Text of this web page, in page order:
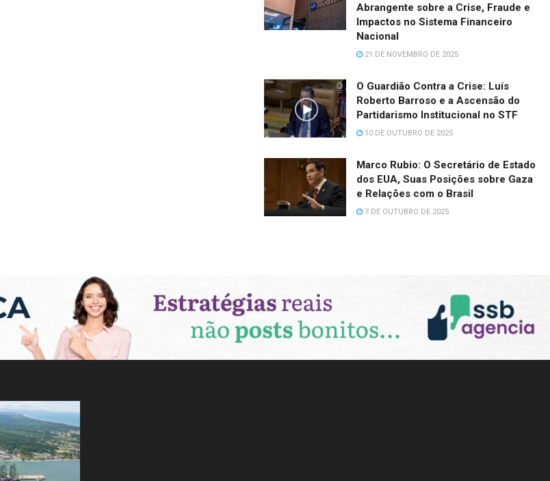
Abrangente sobre a Crise, Fraude e
Impactos no Sistema Financeiro
Nacional
21 DE NOVEMBRO DE 2025
O Guardião Contra a Crise: Luís
Roberto Barroso e a Ascensão do
Partidarismo Institucional no STF
10 DE OUTUBRO DE 2025
Marco Rubio: O Secretário de Estado
dos EUA, Suas Posições sobre Gaza
e Relações com o Brasil
7 DE OUTUBRO DE 2025